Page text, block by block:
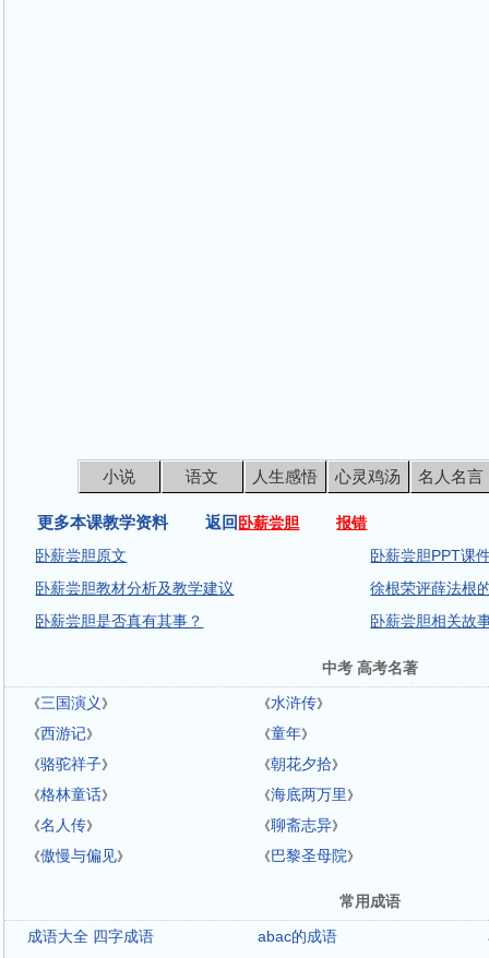
小说 语文 人生感悟 心灵鸡汤 名人名言
更多本课教学资料 返回 卧薪尝胆
报错
卧薪尝胆原文
卧薪尝胆PPT课
卧薪尝胆教材分析及教学建议
徐根荣评薛法根
卧薪尝胆是否真有其事？
卧薪尝胆相关故
中考 高考名著
《三国演义 》 《水浒传》
《西游记》 《童年》
《骆驼祥子》 《朝花夕拾》
《格林童话》 《海底两万里 》
《名人传》 《聊斋志异》
《傲慢与偏见》 《巴黎圣母院》
常用成语
成语大全 四字成语
abac的成语